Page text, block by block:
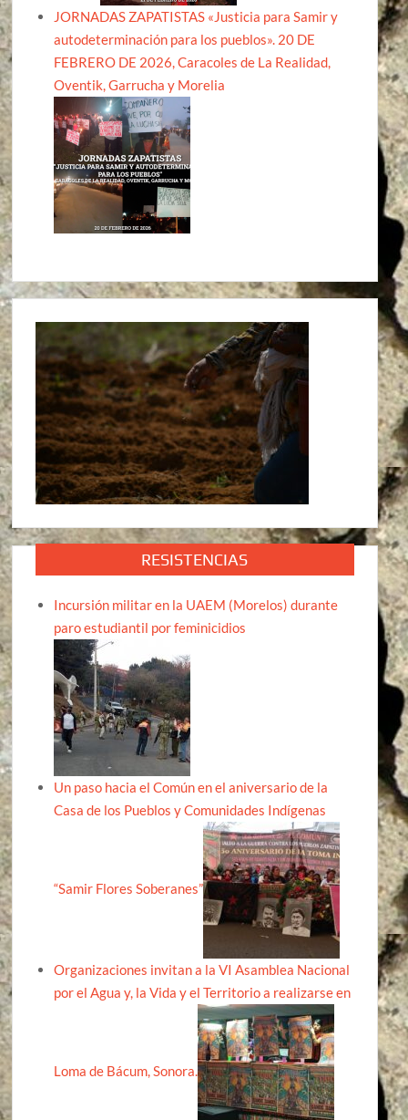
JORNADAS ZAPATISTAS «Justicia para Samir y
autodeterminación para los pueblos». 20 DE
FEBRERO DE 2026, Caracoles de La Realidad,
Oventik, Garrucha y Morelia
RESISTENCIAS
Incursión militar en la UAEM (Morelos) durante
paro estudiantil por feminicidios
Un paso hacia el Común en el aniversario de la
Casa de los Pueblos y Comunidades Indígenas
“Samir Flores Soberanes”
Organizaciones invitan a la VI Asamblea Nacional
por el Agua y, la Vida y el Territorio a realizarse en
Loma de Bácum, Sonora.